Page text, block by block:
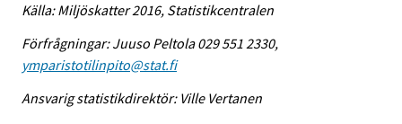
Källa: Miljöskatter 2016, Statistikcentralen
Förfrågningar: Juuso Peltola 029 551 2330,
ymparistotilinpito@stat.fi
Ansvarig statistikdirektör: Ville Vertanen